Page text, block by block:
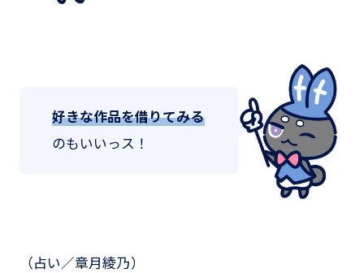
好きな作品を借りてみる
のもいいっス！
（占い／章月綾乃）